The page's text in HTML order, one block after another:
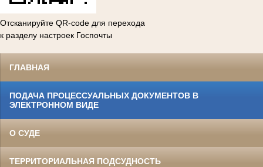
Отсканируйте QR-code для перехода
к разделу настроек Госпочты
ГЛАВНАЯ
ПОДАЧА ПРОЦЕССУАЛЬНЫХ ДОКУМЕНТОВ В
ЭЛЕКТРОННОМ ВИДЕ
О СУДЕ
ТЕРРИТОРИАЛЬНАЯ ПОДСУДНОСТЬ